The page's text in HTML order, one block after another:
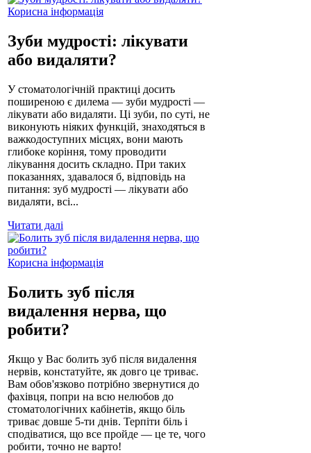
Корисна інформація
Зуби мудрості: лікувати
або видаляти?
У стоматологічній практиці досить
поширеною є дилема — зуби мудрості —
лікувати або видаляти. Ці зуби, по суті, не
виконують ніяких функцій, знаходяться в
важкодоступних місцях, вони мають
глибоке коріння, тому проводити
лікування досить складно. При таких
показаннях, здавалося б, відповідь на
питання: зуб мудрості — лікувати або
видаляти, всі...
Читати далі
Корисна інформація
Болить зуб після
видалення нерва, що
робити?
Якщо у Вас болить зуб після видалення
нервів, констатуйте, як довго це триває.
Вам обов'язково потрібно звернутися до
фахівця, попри на всю нелюбов до
стоматологічних кабінетів, якщо біль
триває довше 5-ти днів. Терпіти біль і
сподіватися, що все пройде — це те, чого
робити, точно не варто!